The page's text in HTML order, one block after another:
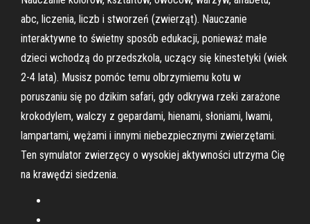
abc, liczenia, liczb i stworzeń (zwierząt). Nauczanie
interaktywne to świetny sposób edukacji, ponieważ małe
dzieci wchodzą do przedszkola, uczący się kinestetyki (wiek
2-4 lata). Musisz pomóc temu olbrzymiemu kotu w
poruszaniu się po dzikim safari, gdy odkrywa rzeki zarażone
krokodylem, walczy z gepardami, hienami, słoniami, lwami,
lampartami, wężami i innymi niebezpiecznymi zwierzętami.
Ten symulator zwierzęcy o wysokiej aktywności utrzyma Cię
na krawędzi siedzenia.